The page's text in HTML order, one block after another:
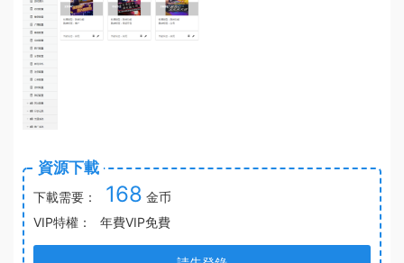
資源下載
下載需要： 168 金币
VIP特權：
年費VIP免費